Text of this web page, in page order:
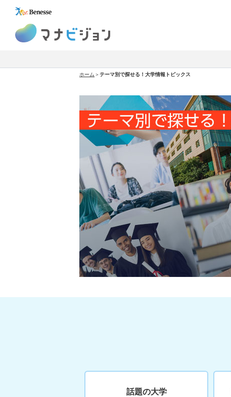
ホーム ＞テーマ別で探せる！大学情報トピックス
話題の大学